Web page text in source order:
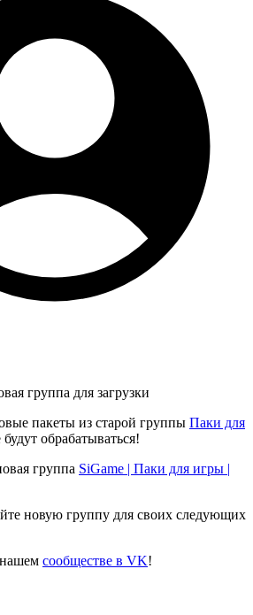
группа для загрузки
пакеты из старой группы Паки для
будут обрабатываться!
группа SiGame | Паки для игры |
новую группу для своих следующих
сообществе в VK!